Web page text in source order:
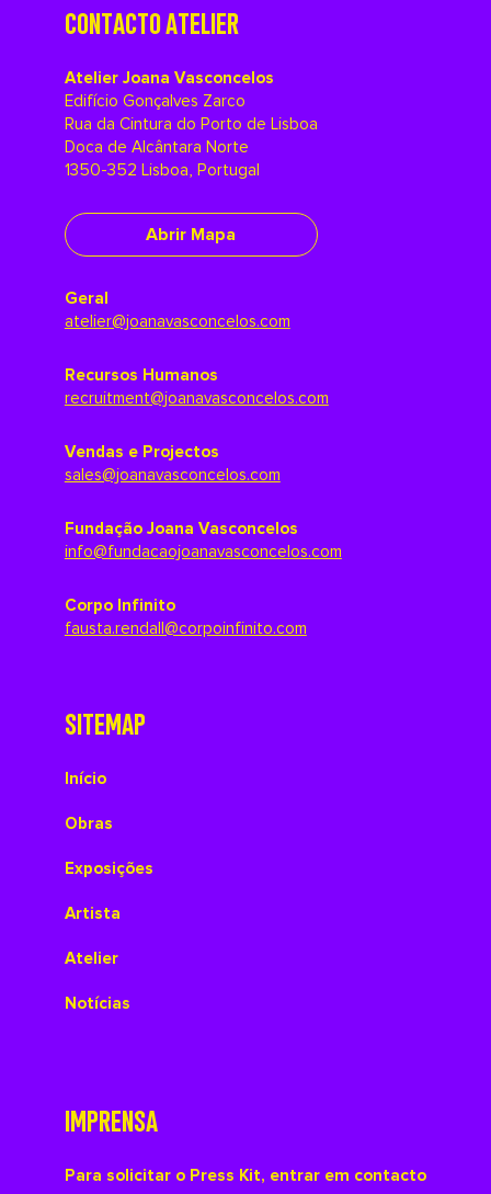
CONTACTO ATELIER
Atelier Joana Vasconcelos
Edifício Gonçalves Zarco
Rua da Cintura do Porto de Lisboa
Doca de Alcântara Norte
1350-352 Lisboa, Portugal
Abrir Mapa
Geral
atelier@joanavasconcelos.com
Recursos Humanos
recruitment@joanavasconcelos.com
Vendas e Projectos
sales@joanavasconcelos.com
Fundação Joana Vasconcelos
info@fundacaojoanavasconcelos.com
Corpo Infinito
fausta.rendall@corpoinfinito.com
SITEMAP
Início
Obras
Exposições
Artista
Atelier
Notícias
IMPRENSA
Para solicitar o Press Kit, entrar em contacto